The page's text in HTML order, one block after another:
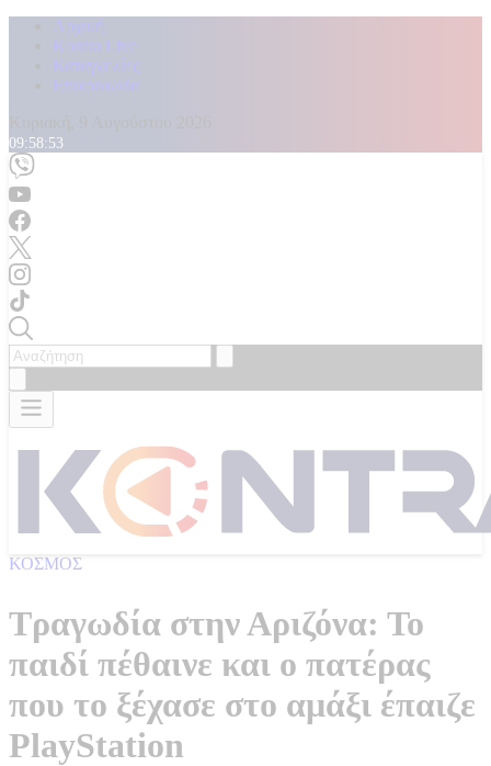
Αρχική
Kontra Live
Καταγγελίες
Επικοινωνία
09:58:54
ΚΟΣΜΟΣ
Τραγωδία στην Αριζόνα: Το
παιδί πέθαινε και ο πατέρας
που το ξέχασε στο αμάξι έπαιζε
PlayStation